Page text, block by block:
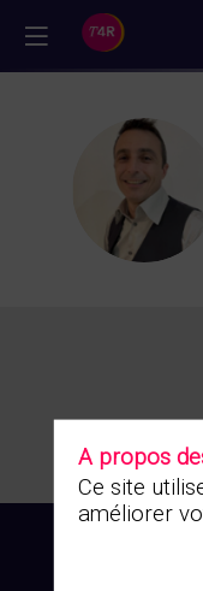
CS
A propos
Ce site
améliorer